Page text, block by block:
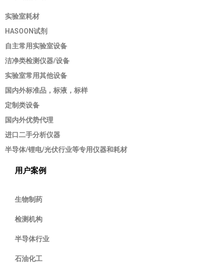
实验室耗材
HASOON试剂
自主常用实验室设备
洁净类检测仪器/设备
实验室常用其他设备
国内外标准品，标液，标样
定制类设备
国内外优势代理
进口二手分析仪器
半导体/锂电/光伏行业等专用仪器和耗材
用户案例
生物制药
检测机构
半导体行业
石油化工